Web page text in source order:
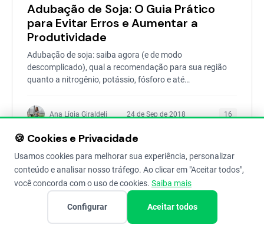
Adubação de Soja: O Guia Prático
para Evitar Erros e Aumentar a
Produtividade
Adubação de soja: saiba agora (e de modo
descomplicado), qual a recomendação para sua região
quanto a nitrogênio, potássio, fósforo e até
Ana Lígia Giraldeli 24 de Sep de 2018 16
🍪 Cookies e Privacidade
Usamos cookies para melhorar sua experiência, personalizar
conteúdo e analisar nosso tráfego. Ao clicar em "Aceitar todos",
você concorda com o uso de cookies. Saiba mais
Configurar Aceitar todos